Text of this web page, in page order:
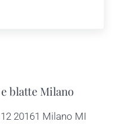
Ristorante Milano
blatte Milano
20161 Milano MI